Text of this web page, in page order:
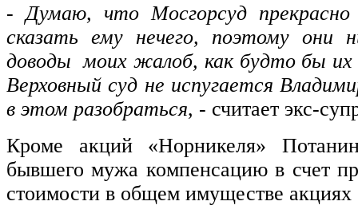
- Думаю, что Мосгорсуд
сказать ему нечего, поэтому они
доводы моих жалоб, как будто бы
Верховный суд не испугается
в этом разобраться, - считает экс-
Кроме акций «Норникеля»
бывшего мужа компенсацию в счет
стоимости в общем имуществе